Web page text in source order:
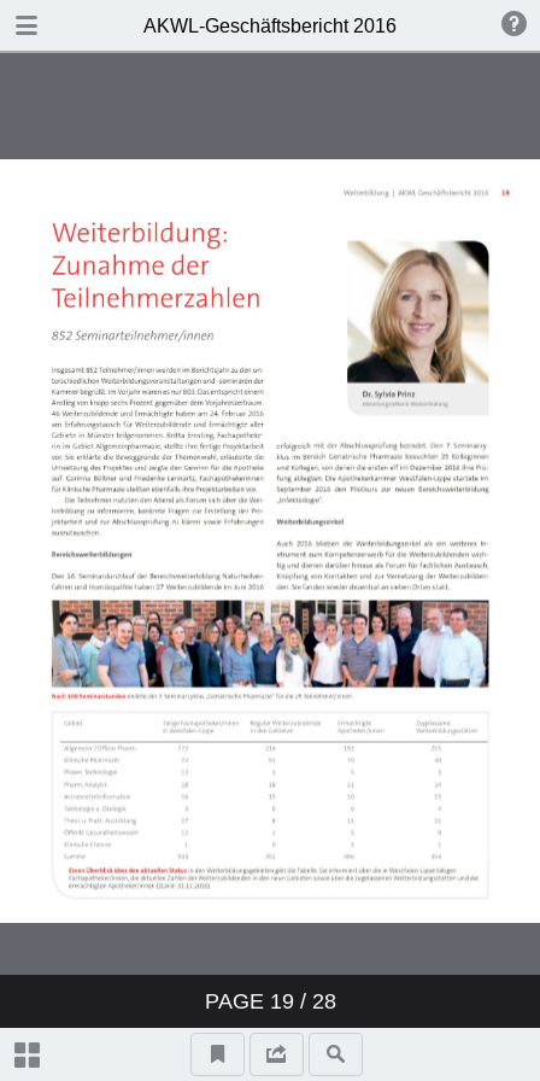
AKWL-Geschäftsbericht 2016
PAGE 19/ 28
DOWNLOAD